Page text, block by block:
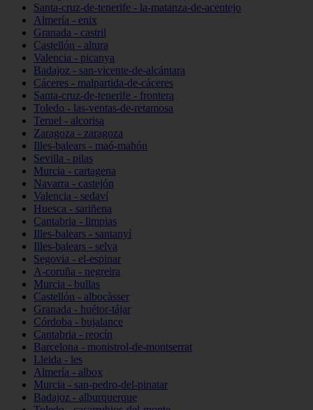
Santa-cruz-de-tenerife - la-matanza-de-acentejo
Almería - enix
Granada - castril
Castellón - altura
Valencia - picanya
Badajoz - san-vicente-de-alcántara
Cáceres - malpartida-de-cáceres
Santa-cruz-de-tenerife - frontera
Toledo - las-ventas-de-retamosa
Teruel - alcorisa
Zaragoza - zaragoza
Illes-balears - maó-mahón
Sevilla - pilas
Murcia - cartagena
Navarra - castejón
Valencia - sedaví
Huesca - sariñena
Cantabria - limpias
Illes-balears - santanyí
Illes-balears - selva
Segovia - el-espinar
A-coruña - negreira
Murcia - bullas
Castellón - albocàsser
Granada - huétor-tájar
Córdoba - bujalance
Cantabria - reocín
Barcelona - monistrol-de-montserrat
Lleida - les
Almería - albox
Murcia - san-pedro-del-pinatar
Badajoz - alburquerque